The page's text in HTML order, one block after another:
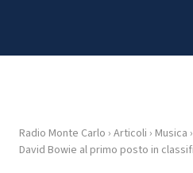
HOME
Radio Monte Carlo › Articoli › Musica ›
David Bowie al primo posto in